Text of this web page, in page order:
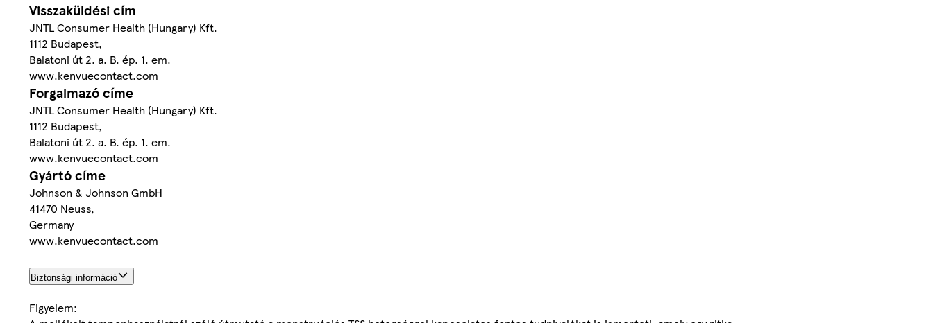
Visszaküldési cím
JNTL Consumer Health (Hungary) Kft.
1112 Budapest,
Balatoni út 2. a. B. ép. 1. em.
www.kenvuecontact.com
Forgalmazó címe
JNTL Consumer Health (Hungary) Kft.
1112 Budapest,
Balatoni út 2. a. B. ép. 1. em.
www.kenvuecontact.com
Gyártó címe
Johnson & Johnson GmbH
41470 Neuss,
Germany
www.kenvuecontact.com
Biztonsági információ
Figyelem: